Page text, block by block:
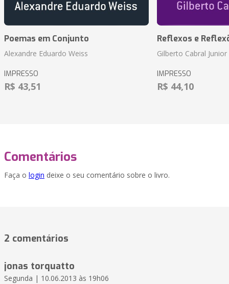
Poemas em Conjunto
Alexandre Eduardo Weiss
IMPRESSO
R$ 43,51
Reflexos e
Gilberto Cabral Junior
IMPRESSO
R$ 44,10
Comentários
Faça o login deixe o seu comentário sobre o livro.
2 comentários
jonas torquatto
Segunda | 10.06.2013 às 19h06